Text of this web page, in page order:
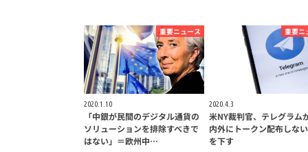
重要ニュース
2020.1.10
「中銀が民間のデジタル通貨の
ソリューションを排除すべきで
はない」＝欧州中…
重要ニ
2020.4.3
米NY裁判官、テレグラム
内外にトークン配布しな
を下す